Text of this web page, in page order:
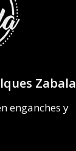
Zabala
enganches y